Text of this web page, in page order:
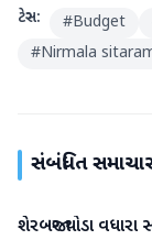
ટેગ્સ: #Budget
#Nirmala
સંબંધિત
બિઝનેસ
શેરબજાર થોડા